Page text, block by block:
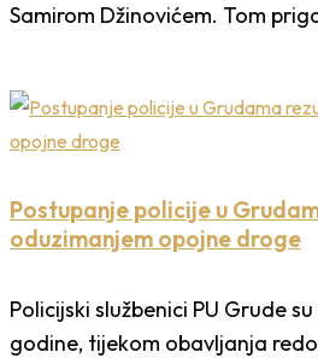
Samirom Džinovićem. Tom
Postupanje policije u
oduzimanjem opojne droge
Policijski službenici PU Grude
godine, tijekom obavljanja